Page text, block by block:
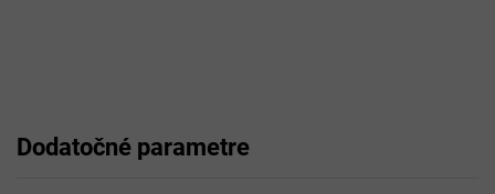
Dodatočné parametre